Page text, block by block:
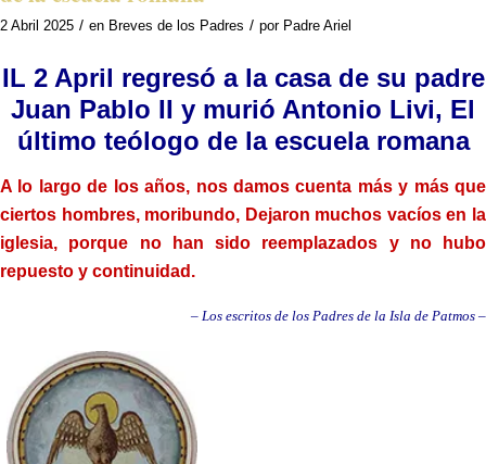
2 Abril 2025 / en Breves de los Padres / por Padre Ariel
IL 2 April regresó a la casa de su padre
Juan Pablo II y murió Antonio Livi, El
último teólogo de la escuela romana
A lo largo de los años, nos damos cuenta más y más que
ciertos hombres, moribundo, Dejaron muchos vacíos en la
iglesia, porque no han sido reemplazados y no hubo
repuesto y continuidad.
– Los escritos de los Padres de la Isla de Patmos –